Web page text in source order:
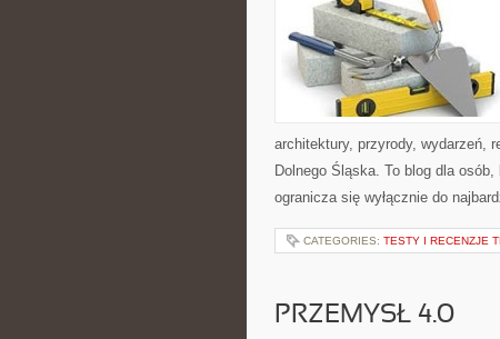
architektury, przyrody, wydarzeń,
Dolnego Śląska. To blog dla osób,
ogranicza się wyłącznie do
CATEGORIES: TESTY I RECENZJE
PRZEMYSŁ 4.0